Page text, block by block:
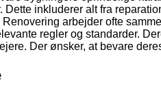
inkluderer alt fra
arbejder ofte
regler og standarder.
Der ønsker, at bevare